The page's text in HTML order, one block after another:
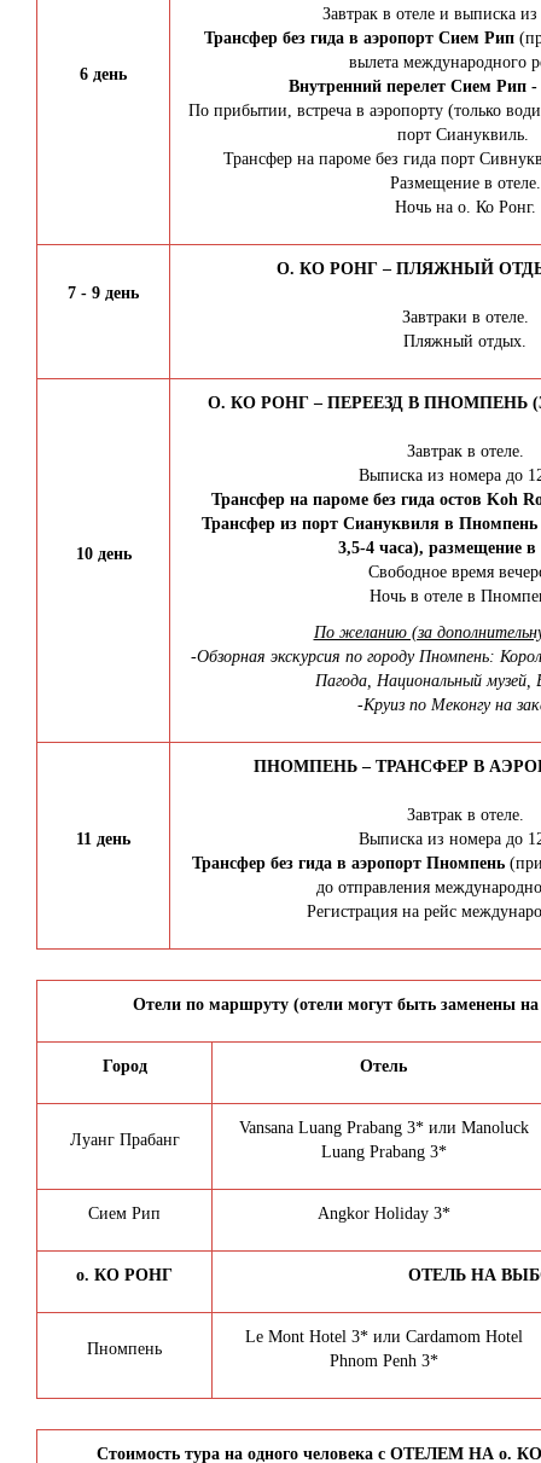
6 день
Завтрак в отеле и выписка
Трансфер без гида в аэропорт Сием Рип
вылета международного
Внутренний перелет Сием Рип
По прибытии, встреча в аэропорту (только
порт Сиануквиль.
Трансфер на пароме без гида порт
Размещение в отеле.
Ночь на о. Ко Ронг.
7 - 9 день
О. КО РОНГ – ПЛЯЖНЫЙ
Завтраки в отеле.
Пляжный отдых.
10 день
О. КО РОНГ – ПЕРЕЕЗД В ПНОМПЕНЬ
Завтрак в отеле.
Выписка из номера до
Трансфер на пароме без гида остов Koh
Трансфер из порт Сиануквиля в Пномпень
3,5-4 часа), размещение в
Свободное время
Ночь в отеле в
По желанию (за
-Обзорная экскурсия по городу Пномпень:
Пагода, Национальный
-Круиз по Меконгу на
11 день
ПНОМПЕНЬ – ТРАНСФЕР В
Завтрак в отеле.
Выписка из номера до
Трансфер без гида в аэропорт Пномпень
до отправления
Регистрация на рейс
Отели по маршруту (отели могут быть заменены
Город Отель
Луанг Прабанг
Vansana Luang Prabang 3* или Manoluck
Luang Prabang 3*
Сием Рип Angkor Holiday 3*
о. КО РОНГ ОТЕЛЬ НА
Пномпень
Le Mont Hotel 3* или Cardamom Hotel
Phnom Penh 3*
Стоимость тура на одного человека с ОТЕЛЕМ НА